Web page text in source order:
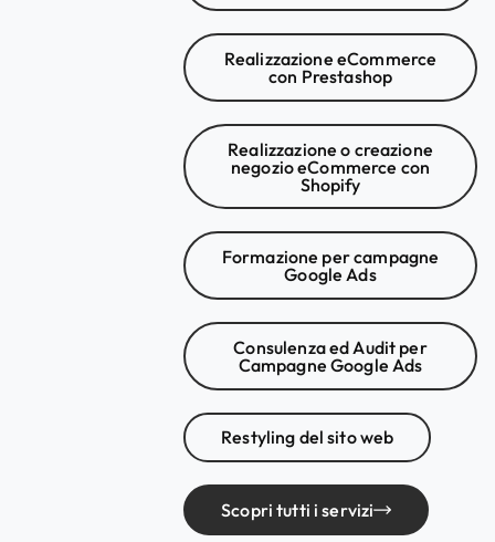
Realizzazione eCommerce
con Prestashop
Realizzazione o creazione
negozio eCommerce con
Shopify
Formazione per campagne
Google Ads
Consulenza ed Audit per
Campagne Google Ads
Restyling del sito web
Scopri tutti i servizi